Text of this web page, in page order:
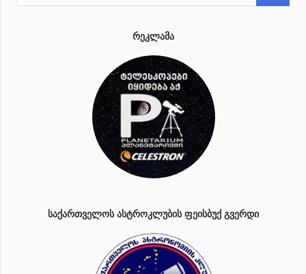
ᲠᲔᲙᲚᲐᲛᲐ
ᲡᲐᲥᲐᲠᲗᲕᲔᲚᲝᲡ ᲐᲡᲢᲠᲝᲙᲚᲣᲑᲘᲡ ᲤᲔᲘᲡᲑᲣᲥ ᲒᲕᲔᲠᲓᲘ